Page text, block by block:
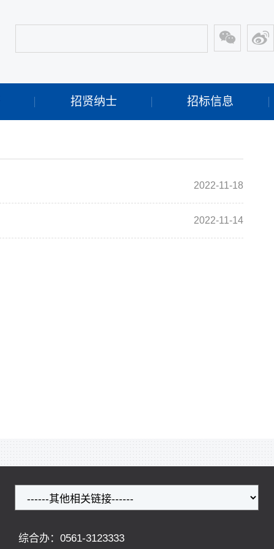
招贤纳士 招标信息
2022-11-18
2022-11-14
综合办：0561-3123333